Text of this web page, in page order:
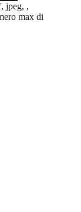
jpeg, ,
max di